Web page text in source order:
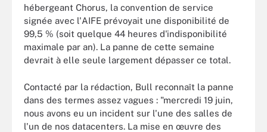
hébergeant Chorus, la convention de service
signée avec l'AIFE prévoyait une disponibilité de
99,5 % (soit quelque 44 heures d'indisponibilité
maximale par an). La panne de cette semaine
devrait à elle seule largement dépasser ce total.
Contacté par la rédaction, Bull reconnaît la panne
dans des termes assez vagues : "mercredi 19 juin,
nous avons eu un incident sur l'une des salles de
l'un de nos datacenters. La mise en œuvre des